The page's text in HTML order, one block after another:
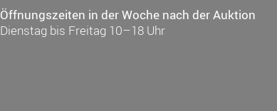
Öffnungszeiten in der Woche nach der Auktion
Dienstag bis Freitag 10–18 Uhr